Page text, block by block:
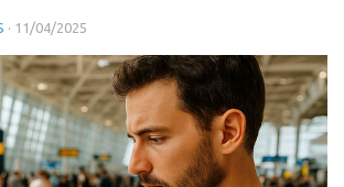
· 11/04/2025